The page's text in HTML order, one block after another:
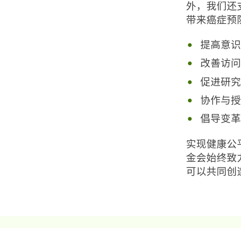
外，我们还
带来癌症预
提高意识
改善访问
促进研
协作与
倡导变革
实现健康公
金会始终致
可以共同创